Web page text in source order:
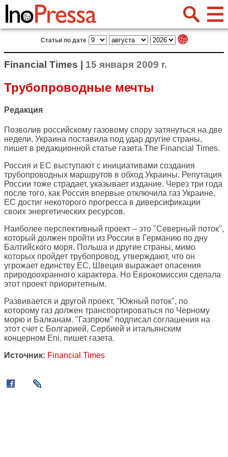
Статьи по дате
Financial Times | 15 января 2009 г.
Трубопроводные мечты
Редакция
Позволив российскому газовому спору затянуться на две
недели, Украина поставила под удар другие страны,
пишет в редакционной статье газета The Financial Times.
Россия и ЕС выступают с инициативами создания
трубопроводных маршрутов в обход Украины. Репутация
России тоже страдает, указывает издание. Через три года
после того, как Россия впервые отключила газ Украине,
ЕС достиг некоторого прогресса в диверсификации
своих энергетических ресурсов.
Наиболее перспективный проект – это "Северный поток",
который должен пройти из России в Германию по дну
Балтийского моря. Польша и другие страны, мимо
которых пройдет трубопровод, утверждают, что он
угрожает единству ЕС, Швеция выражает опасения
природоохранного характера. Но Еврокомиссия сделала
этот проект приоритетным.
Развивается и другой проект, "Южный поток", по
которому газ должен транспортироваться по Черному
морю и Балканам. "Газпром" подписал соглашения на
этот счет с Болгарией, Сербией и итальянским
концерном Eni, пишет газета.
Источник: Financial Times